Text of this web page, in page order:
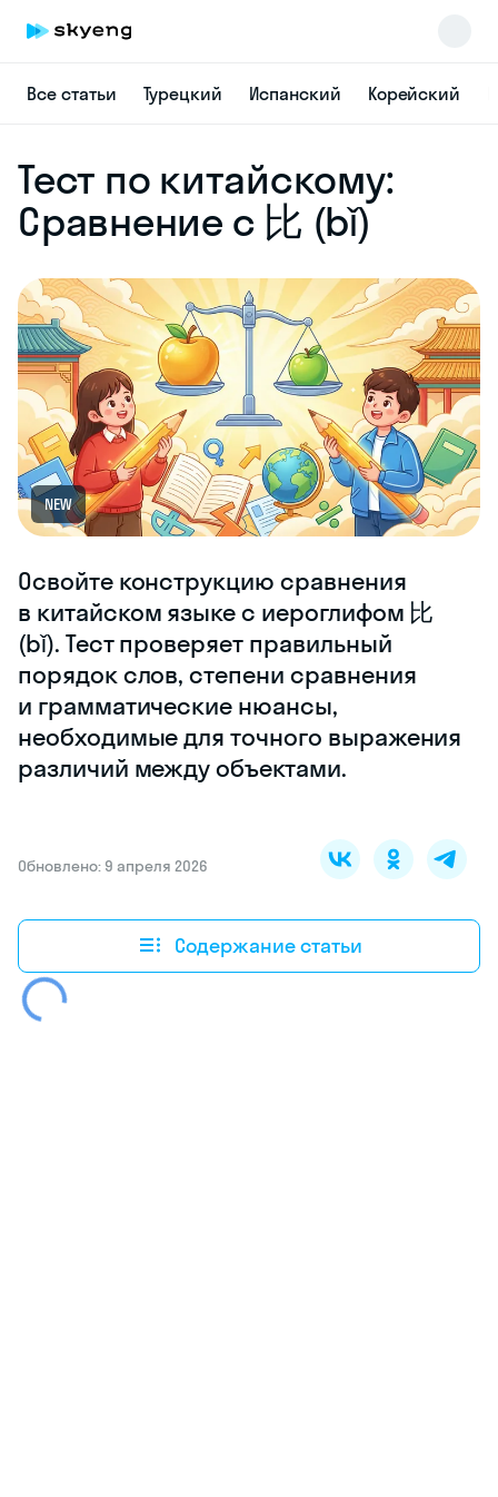
Все статьи Турецкий Испанский Корейский
Тест по китайскому:
Сравнение с 比 (bǐ)
NEW
Освойте конструкцию сравнения
в китайском языке с иероглифом 比
(bǐ). Тест проверяет правильный
порядок слов, степени сравнения
и грамматические нюансы,
необходимые для точного выражения
различий между объектами.
Обновлено: 9 апреля 2026
Содержание статьи
online